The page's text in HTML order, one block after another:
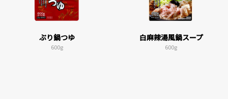
ぶり鍋つゆ
600g
白麻辣湯風鍋スープ
600g